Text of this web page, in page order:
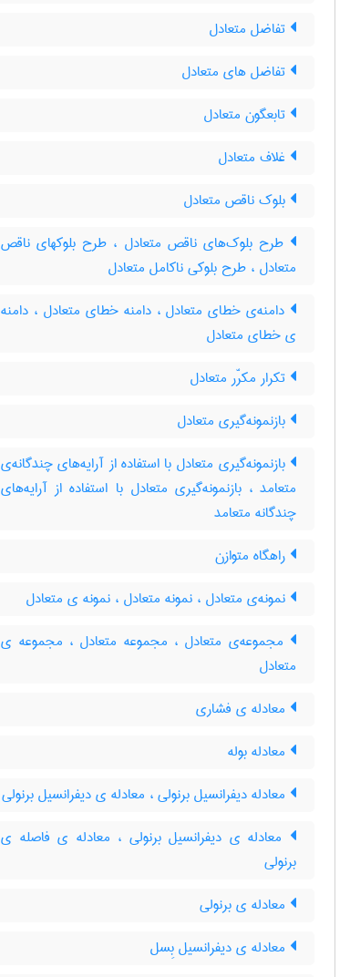
تفاضل متعادل
تفاضل های متعادل
تابعگون متعادل
غلاف متعادل
بلوک ناقص متعادل
طرح بلوک‌های ناقص متعادل ، طرح بلوکهای ناقص
متعادل ، طرح بلوکی ناکامل متعادل
دامنه‌ی خطای متعادل ، دامنه خطای متعادل ، دامنه
ی خطای متعادل
تکرار مکرّر متعادل
بازنمونه‌گیری متعادل
بازنمونه‌گیری متعادل با استفاده از آرایه‌های چندگانه‌ی
متعامد ، بازنمونه‌گیری متعادل با استفاده از آرایه‌های
چندگانه متعامد
راهگاه متوازن
نمونه‌ی متعادل ، نمونه متعادل ، نمونه ی متعادل
مجموعه‌ی متعادل ، مجموعه متعادل ، مجموعه ی
متعادل
معادله ی فشاری
معادله بوله
معادله دیفرانسیل برنولی ، معادله ی دیفرانسیل برنولی
معادله ی دیفرانسیل برنولی ، معادله ی فاصله ی
برنولی
معادله ی برنولی
معادله ی دیفرانسیل بِسل